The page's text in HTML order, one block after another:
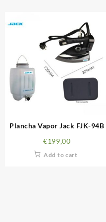
Plancha Vapor Jack FJK-94B
€199,00
Add to cart